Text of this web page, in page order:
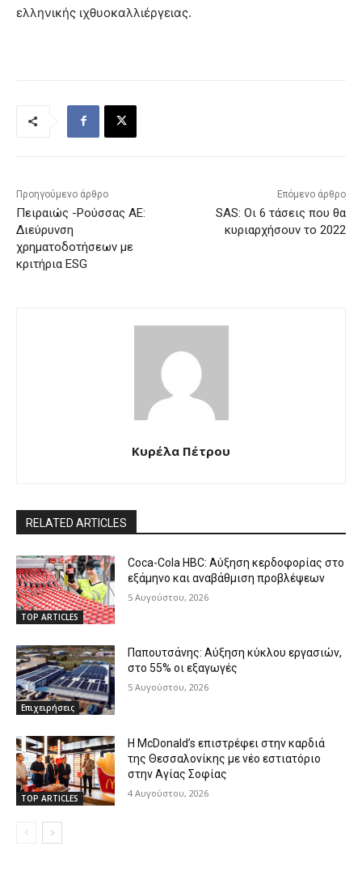
ελληνικής ιχθυοκαλλιέργειας.
Προηγούμενο άρθρο
Πειραιώς -Ρούσσας ΑΕ:
Διεύρυνση
χρηματοδοτήσεων με
κριτήρια ESG
Επόμενο άρθρο
SAS: Οι 6 τάσεις που θα
κυριαρχήσουν το 2022
Kυρέλα Πέτρου
RELATED ARTICLES
TOP ARTICLES
Coca-Cola HBC: Αύξηση κερδοφορίας στο
εξάμηνο και αναβάθμιση προβλέψεων
5 Αυγούστου, 2026
Επιχειρήσεις
Παπουτσάνης: Αύξηση κύκλου εργασιών,
στο 55% οι εξαγωγές
5 Αυγούστου, 2026
TOP ARTICLES
Η McDonald’s επιστρέφει στην καρδιά
της Θεσσαλονίκης με νέο εστιατόριο
στην Αγίας Σοφίας
4 Αυγούστου, 2026